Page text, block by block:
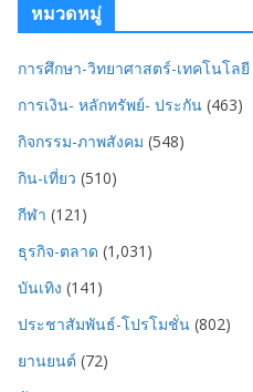
หมวดหมู่
การศึกษา-วิทยาศาสตร์-เทคโนโลยี
การเงิน- หลักทรัพย์- ประกัน (463)
กิจกรรม-ภาพสังคม (548)
กิน-เที่ยว (510)
กีฬา (121)
ธุรกิจ-ตลาด (1,031)
บันเทิง (141)
ประชาสัมพันธ์-โปรโมชั่น (802)
ยานยนต์ (72)